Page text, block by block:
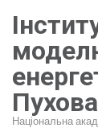
до
вмісту
(натисніть
Enter)
Пухова
Національна